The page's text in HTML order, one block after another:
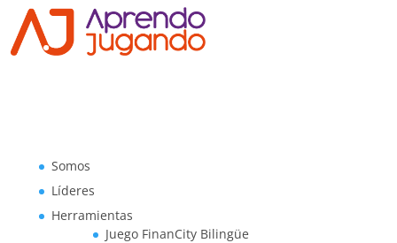
Somos
Líderes
Herramientas
Juego FinanCity Bilingüe